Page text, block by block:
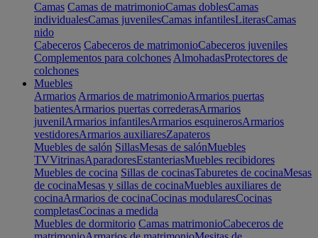
Camas Camas de matrimonioCamas doblesCamas
individualesCamas juvenilesCamas infantilesLiterasCamas
nido
Cabeceros Cabeceros de matrimonioCabeceros juveniles
Complementos para colchones AlmohadasProtectores de
colchones
Muebles
Armarios Armarios de matrimonioArmarios puertas
batientesArmarios puertas correderasArmarios
juvenilArmarios infantilesArmarios esquinerosArmarios
vestidoresArmarios auxiliaresZapateros
Muebles de salón SillasMesas de salónMuebles
TVVitrinasAparadoresEstanteriasMuebles recibidores
Muebles de cocina Sillas de cocinasTaburetes de cocinaMesas
de cocinaMesas y sillas de cocinaMuebles auxiliares de
cocinaArmarios de cocinaCocinas modularesCocinas
completasCocinas a medida
Muebles de dormitorio Camas matrimonioCabeceros de